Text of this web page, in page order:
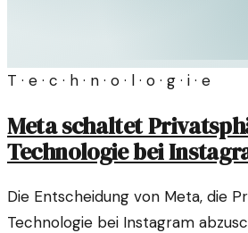
T · e · c · h · n · o · l · o · g · i · e
Meta schaltet
Technologie bei
Die Entscheidung von Meta, die
Technologie bei Instagram